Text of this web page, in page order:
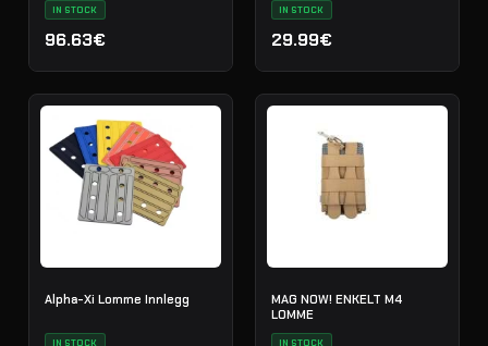
IN STOCK
96.63€
IN STOCK
29.99€
Alpha-Xi Lomme Innlegg
IN STOCK
MAG NOW! ENKELT M4
LOMME
IN STOCK